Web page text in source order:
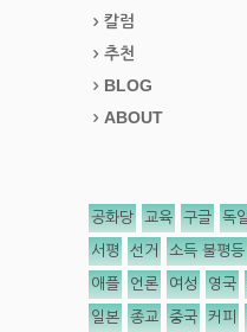
칼럼
추천
BLOG
ABOUT
공화당 교육 구글 독
서평 선거 소득 불평등
애플 언론 여성 영국
일본 종교 중국 커피